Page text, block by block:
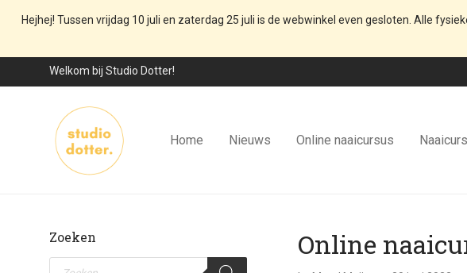
Hejhej! Tussen vrijdag 10 juli en zaterdag 25 juli is de webwinkel even gesloten. Alle
Welkom bij Studio Dotter!
Home Nieuws Online naaicursus
Online
Zoeken
Producten